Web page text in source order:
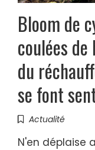
Bloom de
coulées
du
se font
Actualité
N'en déplaise